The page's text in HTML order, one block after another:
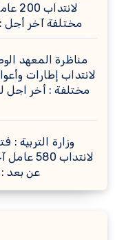
مختلفة آخر أجل : 21 جويلية 2026
مناظرة المعهد
لانتداب إطارات
وزارة التربية :
لانتداب
عن بعد : 08 جويلية